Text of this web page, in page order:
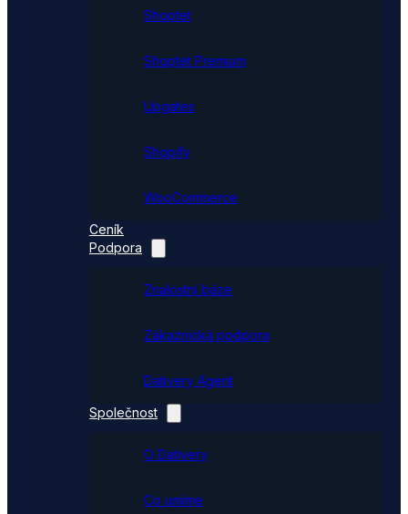
Shoptet
Shoptet Premium
Upgates
Shopify
WooCommerce
Ceník
Podpora
Znalostní báze
Zákaznická podpora
Dativery Agent
Společnost
O Dativery
Co umíme